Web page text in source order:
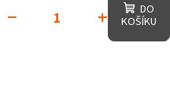
+
−
DO
KOŠÍKU